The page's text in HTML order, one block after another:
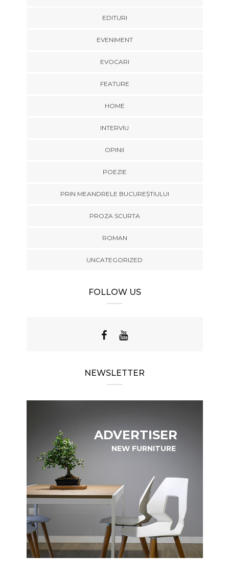
EDITURI
EVENIMENT
EVOCARI
FEATURE
HOME
INTERVIU
OPINII
POEZIE
PRIN MEANDRELE BUCUREȘTIULUI
PROZA SCURTA
ROMAN
UNCATEGORIZED
FOLLOW US
NEWSLETTER
ADVERTISER
NEW FURNITURE